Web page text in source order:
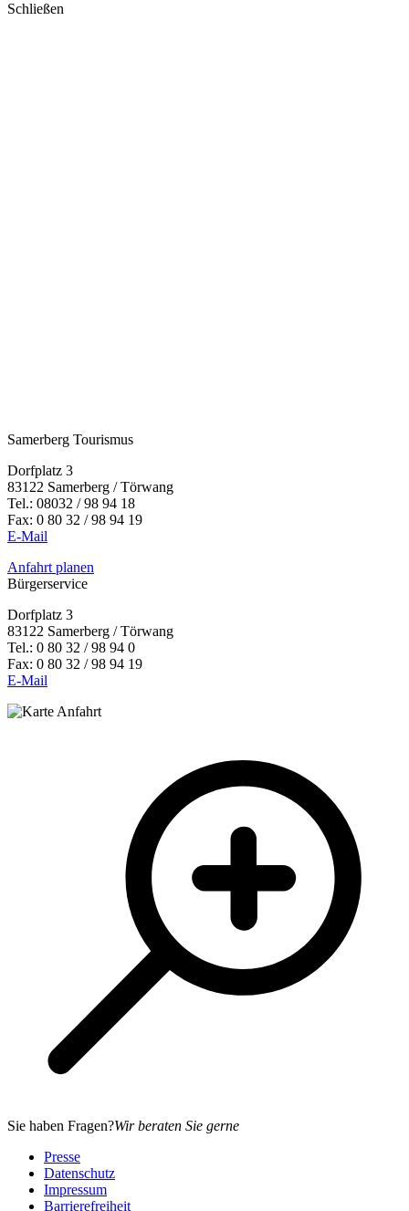
Schließen
Samerberg Tourismus
Dorfplatz 3
83122 Samerberg / Törwang
Tel.: 08032 / 98 94 18
Fax: 0 80 32 / 98 94 19
E-Mail
Anfahrt planen
Bürgerservice
Dorfplatz 3
83122 Samerberg / Törwang
Tel.: 0 80 32 / 98 94 0
Fax: 0 80 32 / 98 94 19
E-Mail
Sie haben Fragen?Wir beraten Sie gerne
Presse
Datenschutz
Impressum
Barrierefreiheit